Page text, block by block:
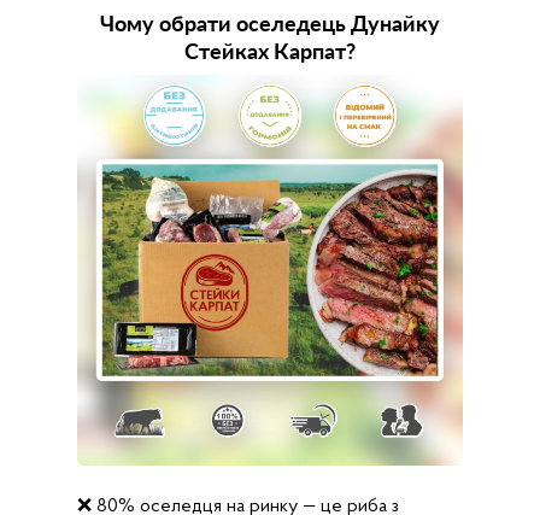
Чому обрати оселедець Дунайку
Стейках Карпат?
❌ 80% оселедця на ринку — це риба з